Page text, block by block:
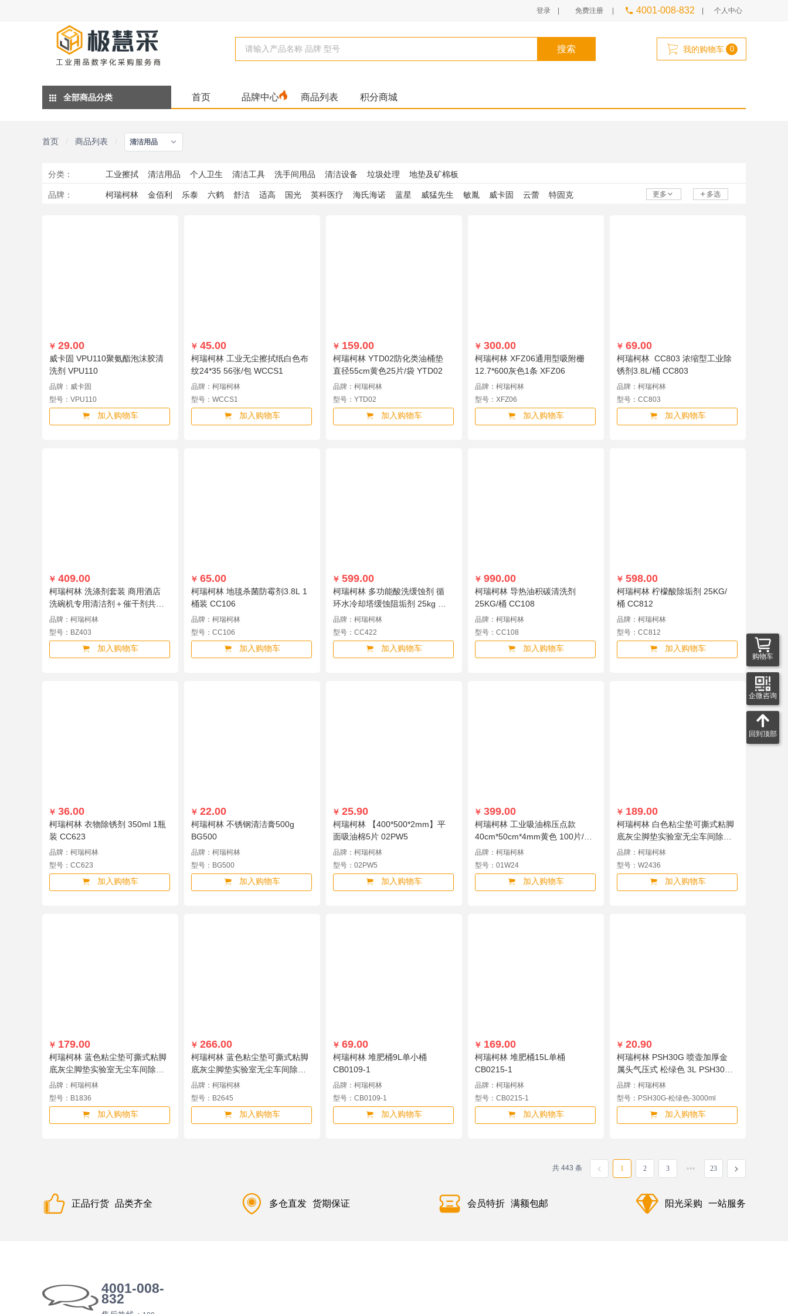
登录 | 免费注册 | 4001-008-832 | 个人中心
搜索 我的购物车 0
全部商品分类 首页 品牌中心 商品列表 积分商城
首页 商品列表 清洁用品
分类 ： 工业擦拭 清洁用品 个人卫生 清洁工具 洗手间用品 清洁设备 垃圾处理 地垫及矿棉板
品牌 ： 柯瑞柯林 金佰利 乐泰 六鹤 舒洁 适高 国光 英科医疗 海氏海诺 蓝星 威猛先生 敏胤 威卡固 云蕾 特固克 更多 多选
￥ 29.00
威卡固 VPU110聚氨酯泡沫胶清
洗剂 VPU110
品牌：威卡固
型号：VPU110
加入购物车
￥ 45.00
柯瑞柯林 工业无尘擦拭纸白色布
纹24*35 56张/包 WCCS1
品牌：柯瑞柯林
型号：WCCS1
加入购物车
￥ 159.00
柯瑞柯林 YTD02防化类油桶垫
直径55cm黄色25片/袋 YTD02
品牌：柯瑞柯林
型号：YTD02
加入购物车
￥ 300.00
柯瑞柯林 XFZ06通用型吸附栅
12.7*600灰色1条 XFZ06
品牌：柯瑞柯林
型号：XFZ06
加入购物车
￥ 69.00
柯瑞柯林 CC803 浓缩型工业除
锈剂3.8L/桶 CC803
品牌：柯瑞柯林
型号：CC803
加入购物车
￥ 409.00
柯瑞柯林 洗涤剂套装 商用酒店
洗碗机专用清洁剂＋催干剂共
40L BZ403
品牌：柯瑞柯林
型号：BZ403
加入购物车
￥ 65.00
柯瑞柯林 地毯杀菌防霉剂3.8L 1
桶装 CC106
品牌：柯瑞柯林
型号：CC106
加入购物车
￥ 599.00
柯瑞柯林 多功能酸洗缓蚀剂 循
环水冷却塔缓蚀阻垢剂 25kg 1
桶装 CC422
品牌：柯瑞柯林
型号：CC422
加入购物车
￥ 990.00
柯瑞柯林 导热油积碳清洗剂
25KG/桶 CC108
品牌：柯瑞柯林
型号：CC108
加入购物车
￥ 598.00
柯瑞柯林 柠檬酸除垢剂 25KG/
桶 CC812
品牌：柯瑞柯林
型号：CC812
加入购物车
￥ 36.00
柯瑞柯林 衣物除锈剂 350ml 1瓶
装 CC623
品牌：柯瑞柯林
型号：CC623
加入购物车
￥ 22.00
柯瑞柯林 不锈钢清洁膏500g
BG500
品牌：柯瑞柯林
型号：BG500
加入购物车
￥ 25.90
柯瑞柯林 【400*500*2mm】平
面吸油棉5片 02PW5
品牌：柯瑞柯林
型号：02PW5
加入购物车
￥ 399.00
柯瑞柯林 工业吸油棉压点款
40cm*50cm*4mm黄色 100片/包
1包装 01W24
品牌：柯瑞柯林
型号：01W24
加入购物车
￥ 189.00
柯瑞柯林 白色粘尘垫可撕式粘脚
底灰尘脚垫实验室无尘车间除尘
净化强力粘尘垫 60*90cm 300张
W2436
品牌：柯瑞柯林
型号：W2436
加入购物车
￥ 179.00
柯瑞柯林 蓝色粘尘垫可撕式粘脚
底灰尘脚垫实验室无尘车间除尘
净化强力粘尘垫45*90cm 300张
B1836
品牌：柯瑞柯林
型号：B1836
加入购物车
￥ 266.00
柯瑞柯林 蓝色粘尘垫可撕式粘脚
底灰尘脚垫实验室无尘车间除尘
净化强力粘尘垫 65*115cm 300
张 B2645
品牌：柯瑞柯林
型号：B2645
加入购物车
￥ 69.00
柯瑞柯林 堆肥桶9L单小桶
CB0109-1
品牌：柯瑞柯林
型号：CB0109-1
加入购物车
￥ 169.00
柯瑞柯林 堆肥桶15L单桶
CB0215-1
品牌：柯瑞柯林
型号：CB0215-1
加入购物车
￥ 20.90
柯瑞柯林 PSH30G 喷壶加厚金
属头气压式 松绿色 3L PSH30G-
松绿色-3000ml
品牌：柯瑞柯林
型号：PSH30G-松绿色-3000ml
加入购物车
共 443 条 1 2 3 23
正品行货 品类齐全 多仓直发 货期保证 会员特折 满额包邮 阳光采购 一站服务
4001-008-
832
购物车
企微咨询
回到顶部